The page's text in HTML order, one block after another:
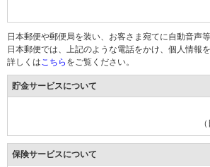
日本郵便や郵便局を装い、お客さま宛てに自動音声
日本郵便では、上記のような電話をかけ、個人情報
詳しくは こちらをご覧ください。
貯金サービスについて
保険サービスについて